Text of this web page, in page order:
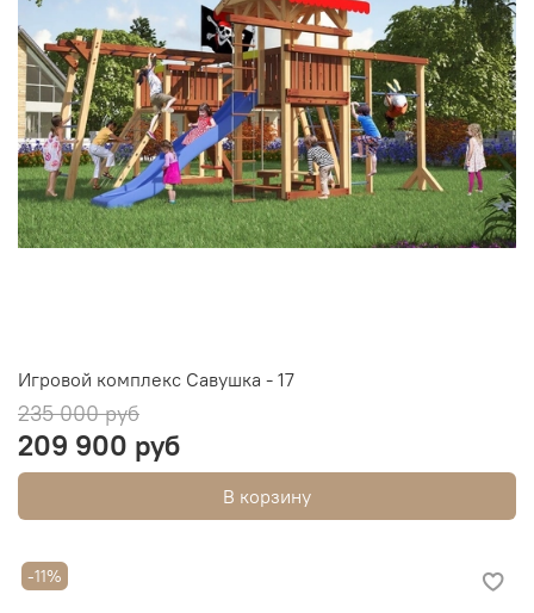
Игровой комплекс Савушка - 17
235 000 руб
209 900 руб
В корзину
-11%